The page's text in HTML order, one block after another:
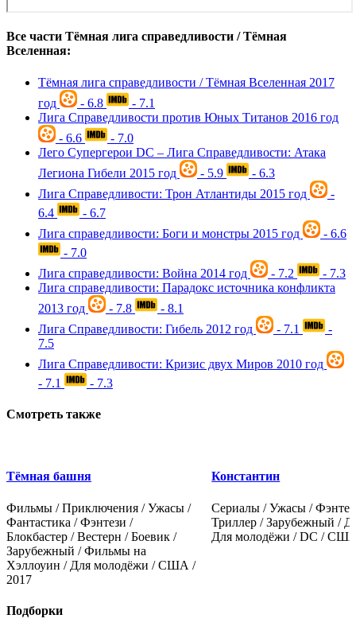
Все части Тёмная лига справедливости / Тёмная
Вселенная:
Тёмная лига справедливости / Тёмная Вселенная 2017
год
- 6.8
- 7.1
Лига Справедливости против Юных Титанов 2016 год
- 6.6
- 7.0
Лего Супергерои DC – Лига Справедливости: Атака
Легиона Гибели 2015 год - 5.9
- 6.3
Лига Справедливости: Трон Атлантиды 2015 год
-
6.4
- 6.7
Лига справедливости: Боги и монстры 2015 год
- 6.6
- 7.0
Лига справедливости: Война 2014 год - 7.2
- 7.3
Лига справедливости: Парадокс источника конфликта
2013 год
- 7.8
- 8.1
Лига Справедливости: Гибель 2012 год - 7.1
-
7.5
Лига Справедливости: Кризис двух Миров 2010 год
- 7.1
- 7.3
Смотреть также
Тёмная башня
Фильмы / Приключения / Ужасы /
Фантастика / Фэнтези /
Блокбастер / Вестерн / Боевик /
Зарубежный / Фильмы на
Хэллоуин / Для молодёжи / США /
2017
Константин
Сериалы / Ужасы /
Триллер / Зарубежный /
Для молодёжи / DC /
Подборки